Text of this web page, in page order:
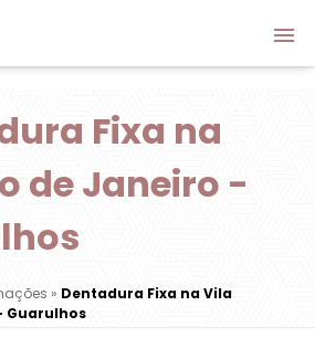
Fixa na
de Janeiro -
» Dentadura Fixa na Vila
Guarulhos